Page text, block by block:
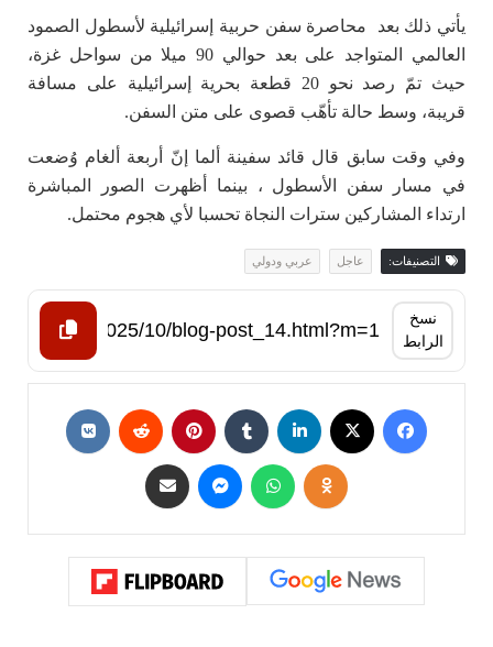
يأتي ذلك بعد محاصرة سفن حربية إسرائيلية لأسطول الصمود
العالمي المتواجد على بعد حوالي 90 ميلا من سواحل غزة،
حيث تمّ رصد نحو 20 قطعة بحرية إسرائيلية على مسافة
قريبة، وسط حالة تأهّب قصوى على متن السفن.
وفي وقت سابق قال قائد سفينة ألما إنّ أربعة ألغام وُضعت
في مسار سفن الأسطول ، بينما أظهرت الصور المباشرة
ارتداء المشاركين سترات النجاة تحسبا لأي هجوم محتمل.
التصنيفات: عاجل عربي ودولي
نسخ
الرابط